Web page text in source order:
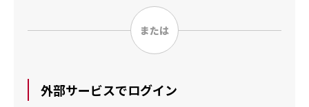
外部サービスでログイン